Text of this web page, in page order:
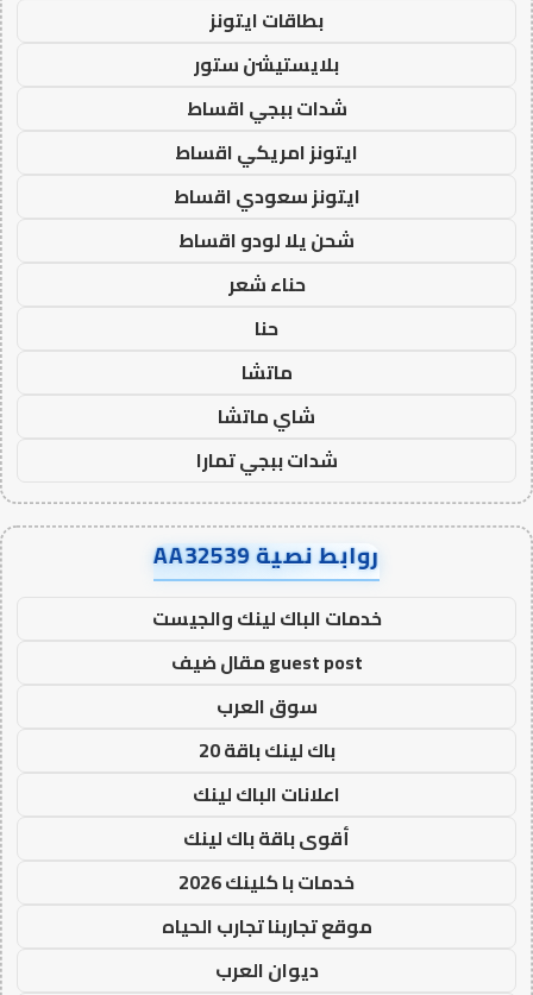
بطاقات ايتونز
بلايستيشن ستور
شدات ببجي اقساط
ايتونز امريكي اقساط
ايتونز سعودي اقساط
شحن يلا لودو اقساط
حناء شعر
حنا
ماتشا
شاي ماتشا
شدات ببجي تمارا
روابط نصية AA32539
خدمات الباك لينك والجيست
guest post مقال ضيف
سوق العرب
باك لينك باقة 20
اعلانات الباك لينك
أقوى باقة باك لينك
خدمات با كلينك 2026
موقع تجاربنا تجارب الحياه
ديوان العرب